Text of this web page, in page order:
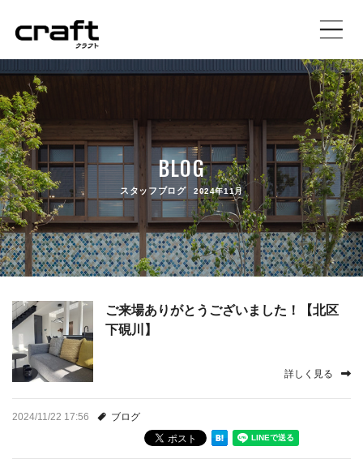
施工事例
イベント情報
土地情報
craftの家づくり
注文住宅
店舗設計
会社案内
craft LINE公式アカウント
BLOG
スタッフブログ 2024年11月
ご来場ありがとうございました！【北区
下硯川】
詳しく見る
2024/11/22 17:56 ブログ